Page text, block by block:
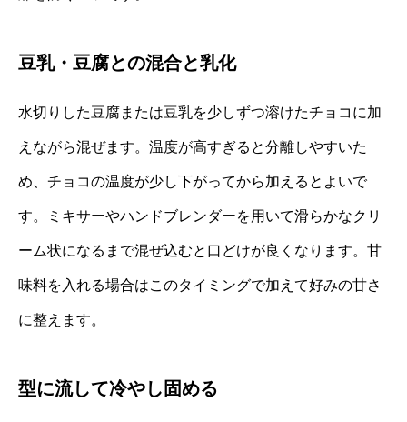
豆乳・豆腐との混合と乳化
水切りした豆腐または豆乳を少しずつ溶けたチョコに加
えながら混ぜます。温度が高すぎると分離しやすいた
め、チョコの温度が少し下がってから加えるとよいで
す。ミキサーやハンドブレンダーを用いて滑らかなクリ
ーム状になるまで混ぜ込むと口どけが良くなります。甘
味料を入れる場合はこのタイミングで加えて好みの甘さ
に整えます。
型に流して冷やし固める